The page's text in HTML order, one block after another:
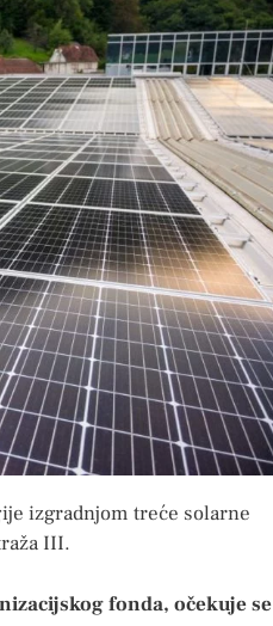
izgradnjom treće solarne
III.
fonda, očekuje se